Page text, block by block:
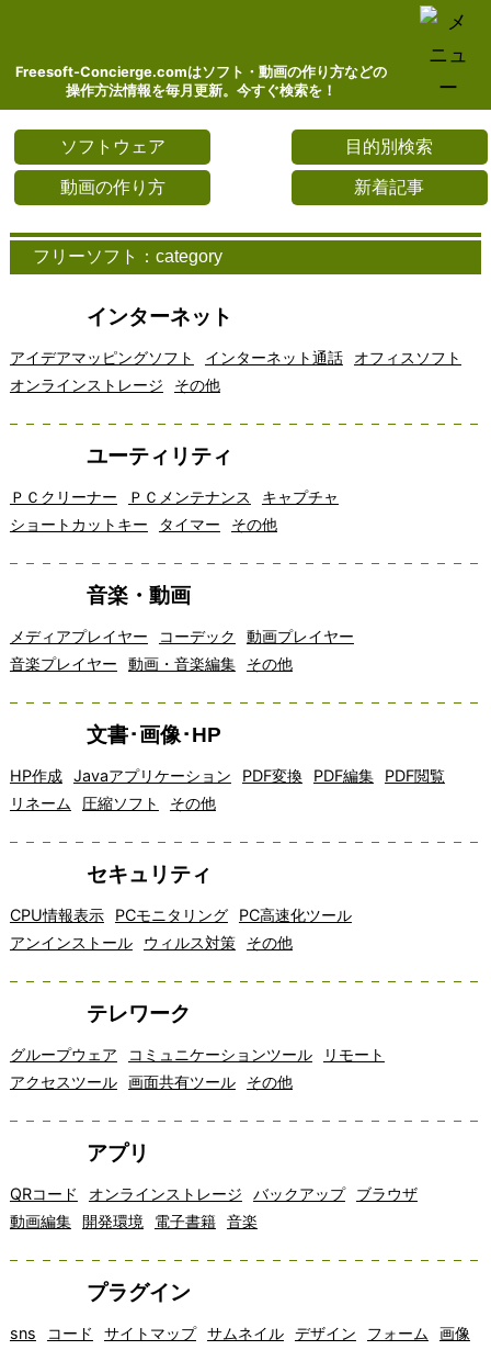
Freesoft-Concierge.comはソフト・動画の作り方などの
操作方法情報を毎月更新。今すぐ検索を！
ソフトウェア
目的別検索
動画の作り方
新着記事
フリーソフト：category
インターネット
アイデアマッピングソフト インターネット通話
オフィスソフト
オンラインストレージ
その他
ユーティリティ
ＰＣクリーナー ＰＣメンテナンス
キャプチャ
ショートカットキー
タイマー その他
音楽・動画
メディアプレイヤー コーデック
動画プレイヤー
音楽プレイヤー
動画・音楽編集 その他
文書･画像･HP
HP作成 Javaアプリケーション PDF変換 PDF編集
PDF閲覧
リネーム
圧縮ソフト その他
セキュリティ
CPU情報表示 PCモニタリング
PC高速化ツール
アンインストール
ウィルス対策 その他
テレワーク
グループウェア コミュニケーションツール
リモート
アクセスツール 画面共有ツール その他
アプリ
QRコード オンラインストレージ バックアップ
ブラウザ
動画編集 開発環境 電子書籍 音楽
プラグイン
sns コード サイトマップ サムネイル デザイン フォーム
画像